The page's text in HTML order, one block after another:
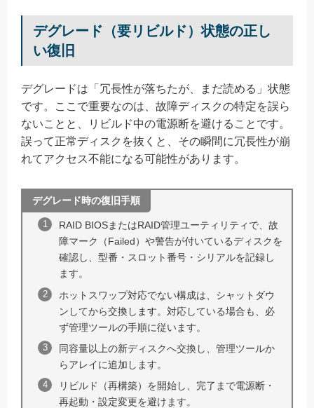
デグレード（要リビルド）状態の正し
い復旧
デグレードは「冗長性が落ちたが、まだ読める」状態
です。ここで重要なのは、故障ディスクの特定を誤ら
ないことと、リビルド中の電源断を避けることです。
誤って正常ディスクを抜くと、その瞬間に冗長性が崩
れてアクセス不能になる可能性があります。
デグレード時の復旧手順
RAID BIOSまたはRAID管理ユーティリティで、故
障マーク（Failed）や警告が付いているディスクを
確認し、型番・スロット番号・シリアルを記録し
ます。
ホットスワップ対応でない構成は、シャットダウ
ンしてから交換します。対応している場合も、必
ず管理ツールの手順に従います。
同容量以上の新ディスクへ交換し、管理ツールか
らアレイに追加します。
リビルド（再構築）を開始し、完了まで電源断・
再起動・設定変更を避けます。